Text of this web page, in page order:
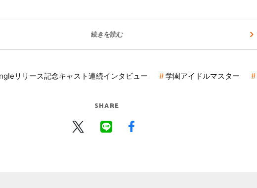
続きを読む
リリース記念キャスト連続インタビュー 学園アイドルマスター
SHARE